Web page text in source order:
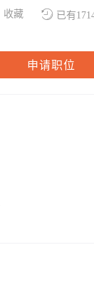
已有
收藏
申请职位